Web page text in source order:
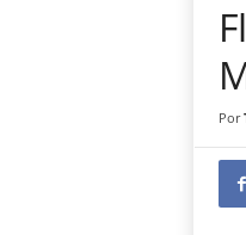
Por